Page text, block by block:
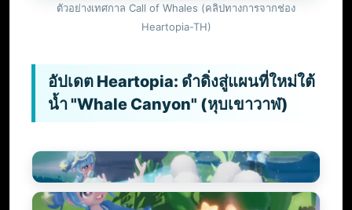
ตัวอย่างเทศกาล Call of Whales (คลิปทางการจากช่อง
Heartopia-TH)
อัปเดต Heartopia: ดำดิ่งสู่แผนที่ใหม่ใต้
น้ำ "Whale Canyon" (หุบเขาวาฬ)